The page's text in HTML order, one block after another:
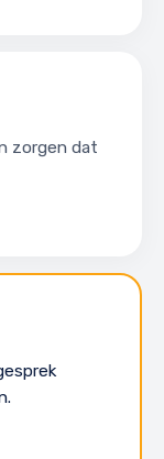
zorgen dat